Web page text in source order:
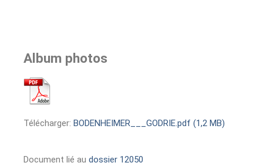
Album photos
Télécharger: BODENHEIMER___GODRIE.pdf (1,2 MB)
Document lié au dossier 12050